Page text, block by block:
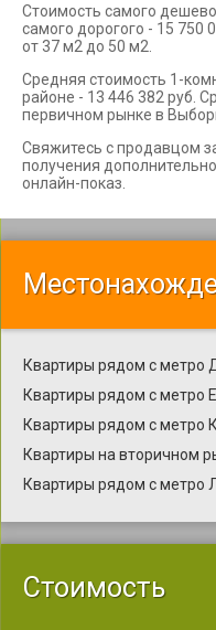
Стоимость самого
самого дорогого - 15
от 37 м2 до 50 м2.
Средняя стоимость 1-
районе - 13 446 382 руб.
первичном рынке в
Свяжитесь с продавцом
получения
онлайн-показ.
Квартиры рядом с метро
Квартиры рядом с метро
Квартиры рядом с метро
Квартиры на вторичном
Квартиры рядом с метро
Стоимость